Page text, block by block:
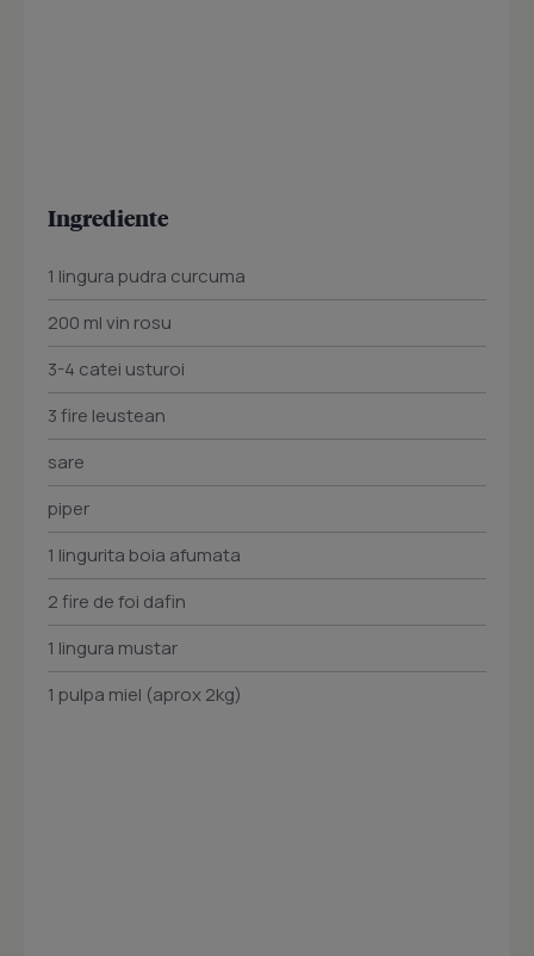
Ingrediente
1 lingura pudra curcuma
200 ml vin rosu
3-4 catei usturoi
3 fire leustean
sare
piper
1 lingurita boia afumata
2 fire de foi dafin
1 lingura mustar
1 pulpa miel (aprox 2kg)